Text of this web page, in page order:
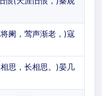
阑，莺声渐老，)寇
思，长相思。)晏几